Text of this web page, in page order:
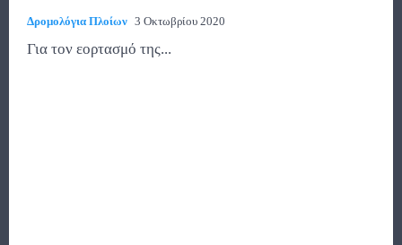
Δρομολόγια Πλοίων 3 Οκτωβρίου 2020
Για τον εορτασμό της...